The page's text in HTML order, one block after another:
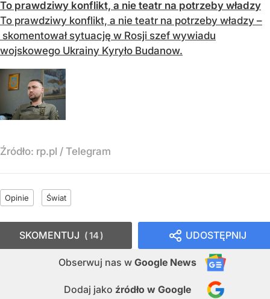
To prawdziwy konflikt, a nie teatr na potrzeby władzy
To prawdziwy konflikt, a nie teatr na potrzeby władzy –
skomentował sytuację w Rosji szef wywiadu
wojskowego Ukrainy Kyryło Budanow.
Źródło: rp.pl / Telegram
Opinie Świat
UDOSTĘPNIJ
Obserwuj nas w Google News
Dodaj jako źródło w Google
SKOMENTUJ 14